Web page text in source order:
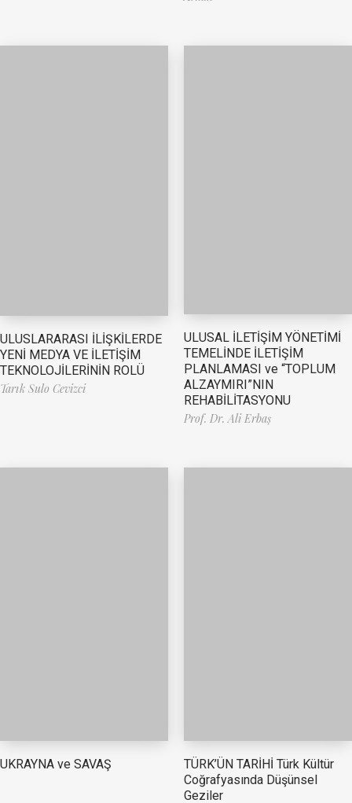
ULUSLARARASI İLİŞKİLERDE
YENİ MEDYA VE İLETİŞİM
TEKNOLOJİLERİNİN ROLÜ
Tarık Sulo Cevizci
ULUSAL İLETİŞİM YÖNETİMİ
TEMELİNDE İLETİŞİM
PLANLAMASI ve “TOPLUM
ALZAYMIRI”NIN
REHABİLİTASYONU
Prof. Dr. Ali Erbaş
UKRAYNA ve SAVAŞ
TÜRK’ÜN TARİHİ Türk Kültür
Coğrafyasında Düşünsel
Geziler